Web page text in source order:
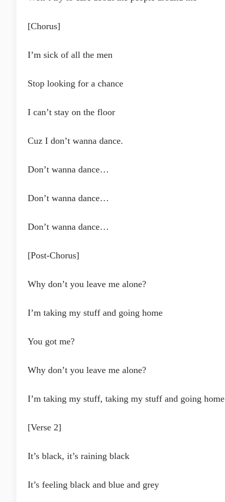
[Chorus]
I’m sick of all the men
Stop looking for a chance
I can’t stay on the floor
Cuz I don’t wanna dance.
Don’t wanna dance…
Don’t wanna dance…
Don’t wanna dance…
[Post-Chorus]
Why don’t you leave me alone?
I’m taking my stuff and going home
You got me?
Why don’t you leave me alone?
I’m taking my stuff, taking my stuff and going home
[Verse 2]
It’s black, it’s raining black
It’s feeling black and blue and grey